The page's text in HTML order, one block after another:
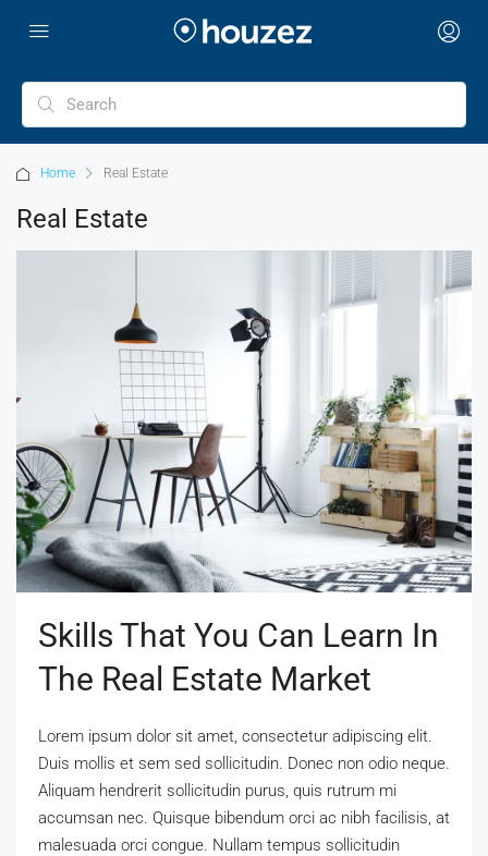
Home Real Estate
Real Estate
Skills That You Can Learn In
The Real Estate Market
Lorem ipsum dolor sit amet, consectetur adipiscing elit.
Duis mollis et sem sed sollicitudin. Donec non odio neque.
Aliquam hendrerit sollicitudin purus, quis rutrum mi
accumsan nec. Quisque bibendum orci ac nibh facilisis, at
malesuada orci congue. Nullam tempus sollicitudin